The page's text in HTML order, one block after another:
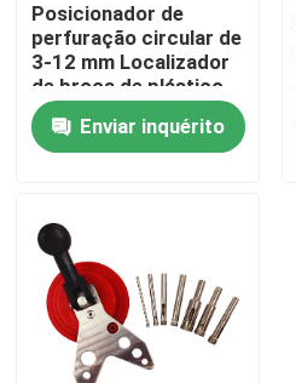
Casa
Produtos
Vídeos
Posicionador de
perfuração circular de
3-12 mm Localizador
de broca de plástico
ABS com suporte
OEM Enviar inquérito